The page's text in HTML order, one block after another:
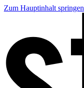
Zum Hauptinhalt springen